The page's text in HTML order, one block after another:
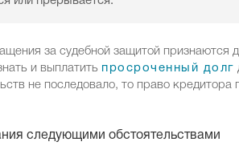
за судебной защитой признаются
и выплатить просроченный долг
не последовало, то право кредитора
следующими обстоятельствами